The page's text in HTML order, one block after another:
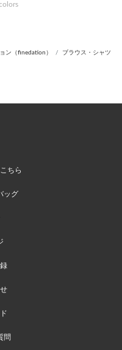
ン（finedation）
ブラウス・シャツ
ちら
ッグ
問